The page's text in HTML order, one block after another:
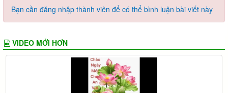
Bạn cần đăng nhập thành viên để có thể bình luận bài viết này
VIDEO MỚI HƠN